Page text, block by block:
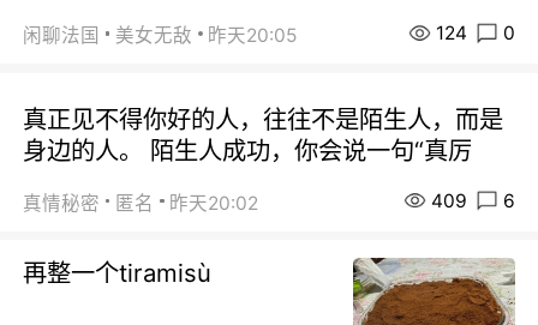
闲聊法国 美女无敌 昨天20:05 124 0
真正见不得你好的人，往往不是陌生人，而是
身边的人。 陌生人成功，你会说一句“真厉
真情秘密 匿名 昨天20:02 409 6
再整一个tiramisù